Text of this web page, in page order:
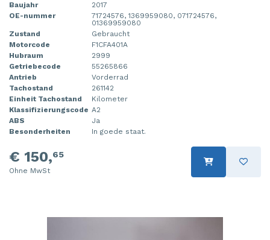
Baujahr
2017
OE-nummer
71724576, 1369959080, 071724576,
01369959080
Zustand
Gebraucht
Motorcode
F1CFA401A
Hubraum
2999
Getriebecode
55265866
Antrieb
Vorderrad
Tachostand
261142
Einheit Tachostand
Kilometer
Klassifizierungscode A2
ABS
Ja
Besonderheiten
In goede staat.
€ 150,65
Ohne MwSt